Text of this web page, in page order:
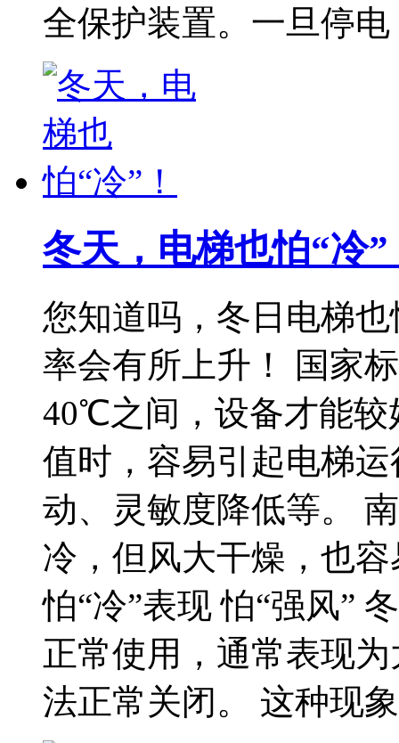
全保护装置。一旦停
冬天，电梯也怕“冷”
您知道吗，冬日电梯
率会有所上升！ 国家
40℃之间，设备才能较
值时，容易引起电梯
动、灵敏度降低等。
冷，但风大干燥，也
怕“冷”表现 怕“强风”
正常使用，通常表现
法正常关闭。 这种现